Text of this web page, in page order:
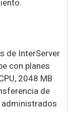
de InterServer
con planes
2048 MB
de